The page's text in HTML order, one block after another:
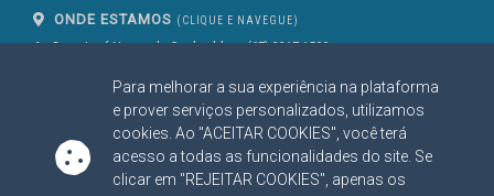
Para melhorar a sua experiência na plataforma
e prover serviços personalizados, utilizamos
cookies. Ao "ACEITAR COOKIES", você terá
acesso a todas as funcionalidades do site. Se
clicar em "REJEITAR COOKIES", apenas os
ONDE ESTAMOS (CLIQUE E NAVEGUE)
Av. Des. José Nunes da Cunha, bloco
Campo Grande/MS
CEP: 79031-310
(67) 3317-1500
SIGA NOSSAS REDES SOCIAIS